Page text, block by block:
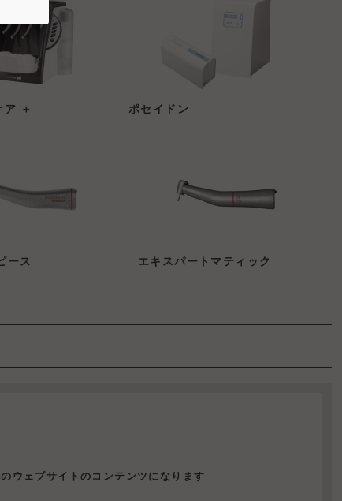
ア ＋ ポセイドン
ース エキスパートマティック
ウェブサイトのコンテンツになります